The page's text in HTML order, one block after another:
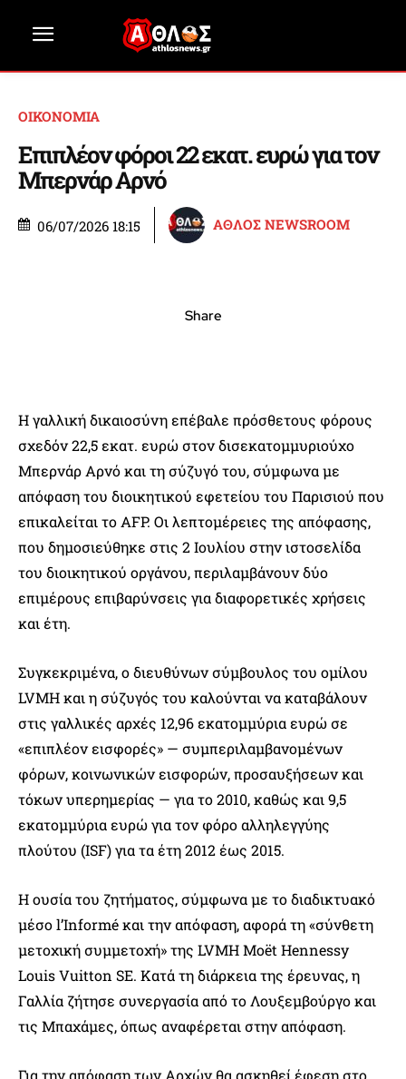
ΟΙΚΟΝΟΜΙΑ
Επιπλέον φόροι 22 εκατ. ευρώ για τον
Μπερνάρ Αρνό
06/07/2026 18:15 ΑΘΛΟΣ NEWSROOM
Share
Η γαλλική δικαιοσύνη επέβαλε πρόσθετους φόρους
σχεδόν 22,5 εκατ. ευρώ στον δισεκατομμυριούχο
Μπερνάρ Αρνό και τη σύζυγό του, σύμφωνα με
απόφαση του διοικητικού εφετείου του Παρισιού που
επικαλείται το AFP. Οι λεπτομέρειες της απόφασης,
που δημοσιεύθηκε στις 2 Ιουλίου στην ιστοσελίδα
του διοικητικού οργάνου, περιλαμβάνουν δύο
επιμέρους επιβαρύνσεις για διαφορετικές χρήσεις
και έτη.
Συγκεκριμένα, ο διευθύνων σύμβουλος του ομίλου
LVMH και η σύζυγός του καλούνται να καταβάλουν
στις γαλλικές αρχές 12,96 εκατομμύρια ευρώ σε
«επιπλέον εισφορές» — συμπεριλαμβανομένων
φόρων, κοινωνικών εισφορών, προσαυξήσεων και
τόκων υπερημερίας — για το 2010, καθώς και 9,5
εκατομμύρια ευρώ για τον φόρο αλληλεγγύης
πλούτου (ISF) για τα έτη 2012 έως 2015.
Η ουσία του ζητήματος, σύμφωνα με το διαδικτυακό
μέσο l’Informé και την απόφαση, αφορά τη «σύνθετη
μετοχική συμμετοχή» της LVMH Moët Hennessy
Louis Vuitton SE. Κατά τη διάρκεια της έρευνας, η
Γαλλία ζήτησε συνεργασία από το Λουξεμβούργο και
τις Μπαχάμες, όπως αναφέρεται στην απόφαση.
Για την απόφαση των Αρχών θα ασκηθεί έφεση στο